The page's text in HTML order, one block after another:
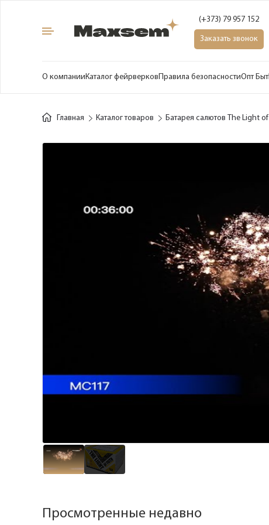
(+373) 79 957 152
Заказать звонок
О компанииКаталог фейрверковПравила безопасностиОпт Быт
Главная Каталог товаров Батарея салютов The Light
Просмотренные недавно